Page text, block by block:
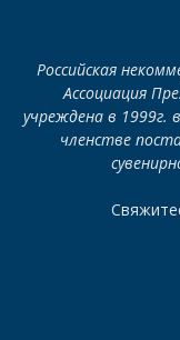
Российская
Ассоциация
учреждена в 1999г.
членстве